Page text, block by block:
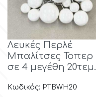
Λευκές Περλέ
Μπαλίτσες Τοπερ
σε 4 μεγέθη 20τεμ.
Κωδικός: PTBWH20